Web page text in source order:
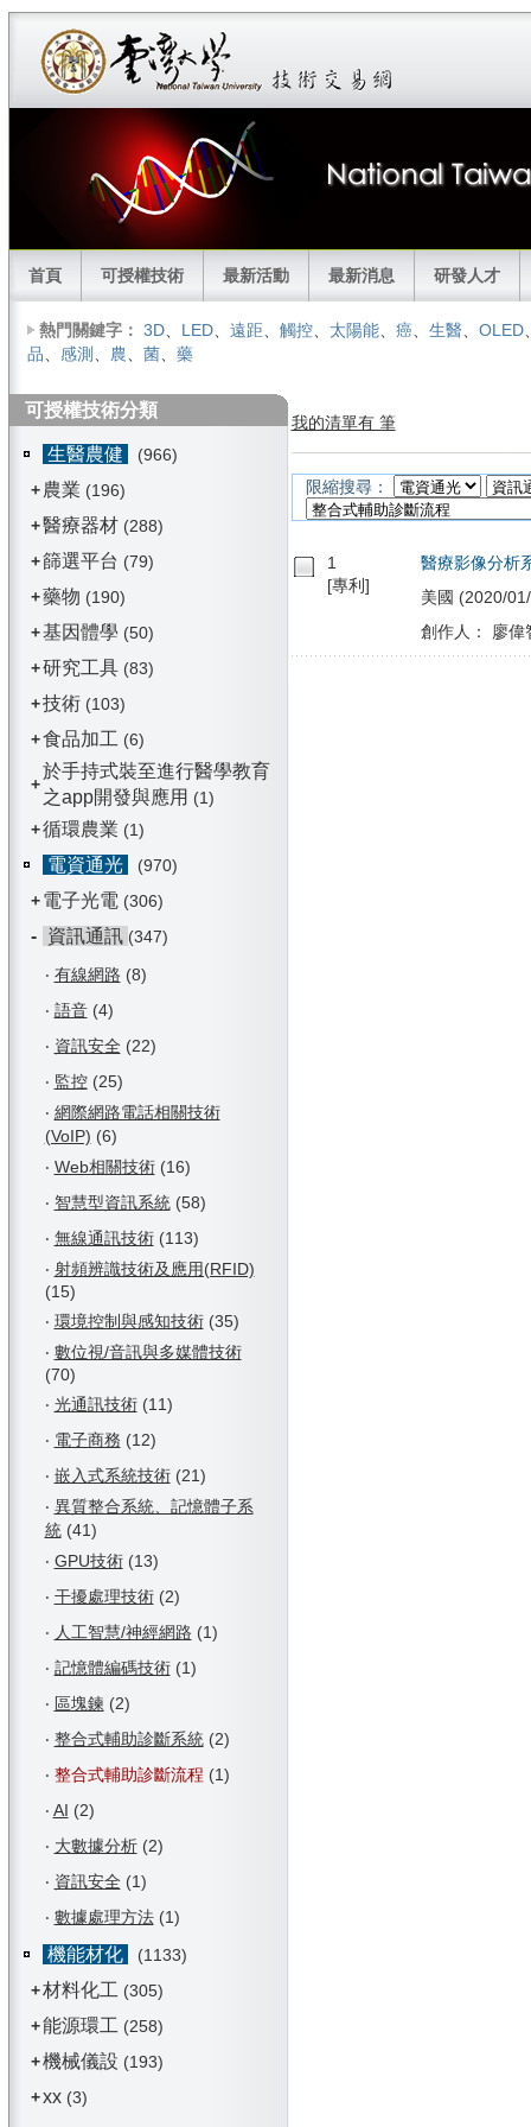
首頁 可授權技術 最新活動 最新消息 研發人才
熱門關鍵字： 3D、 LED、 遠距、 觸控、 太陽能、 癌、 生醫、 OLED
品、 感測 、 農、 菌、 藥
可授權技術分類
生醫農健
(966)
+ 農業 (196)
+醫療器材 (288)
+篩選平台 (79)
+藥物 (190)
+基因體學 (50)
+研究工具(83)
+技術(103)
+食品加工 (6)
+
於手持式裝至進行醫學教育
之app開發與應用 (1)
+循環農業 (1)
電資通光
(970)
+ 電子光電 (306)
- 資訊通訊 (347)
‧ 有線網路 (8)
‧ 語音(4)
‧ 資訊安全 (22)
‧ 監控(25)
‧ 網際網路電話相關技術
(VoIP) (6)
‧ Web相關技術(16)
‧ 智慧型資訊系統(58)
‧ 無線通訊技術(113)
‧ 射頻辨識技術及應用(RFID)
(15)
‧ 環境控制與感知技術(35)
‧ 數位視/音訊與多媒體技術
(70)
‧ 光通訊技術(11)
‧ 電子商務 (12)
‧ 嵌入式系統技術(21)
‧ 異質整合系統、記憶體子系
統(41)
‧ GPU技術(13)
‧ 干擾處理技術(2)
‧ 人工智慧/神經網路 (1)
‧ 記憶體編碼技術(1)
‧ 區塊鍊 (2)
‧ 整合式輔助診斷系統(2)
‧ 整合式輔助診斷流程 (1)
‧ AI (2)
‧ 大數據分析(2)
‧ 資訊安全 (1)
‧ 數據處理方法(1)
機能材化
(1133)
+材料化工 (305)
+能源環工 (258)
+機械儀設 (193)
+xx(3)
我的清單有 筆
限縮搜尋：
1
[專利]
醫療影像分析
美國 (2020/
創作人： 廖